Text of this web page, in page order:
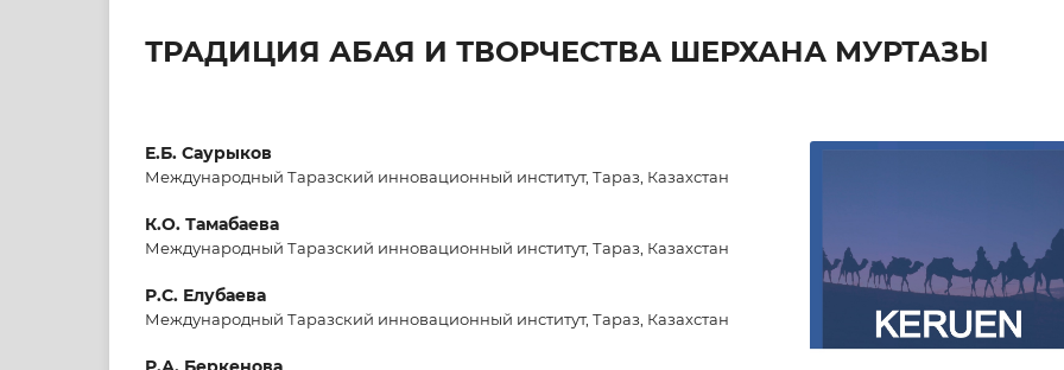
ТРАДИЦИЯ АБАЯ И ТВОРЧЕСТВА ШЕРХАНА МУРТАЗЫ
Е.Б. Саурыков
Международный Таразский инновационный институт, Тараз, Казахстан
К.О. Тамабаева
Международный Таразский инновационный институт, Тараз, Казахстан
Р.С. Елубаева
Международный Таразский инновационный институт, Тараз, Казахстан